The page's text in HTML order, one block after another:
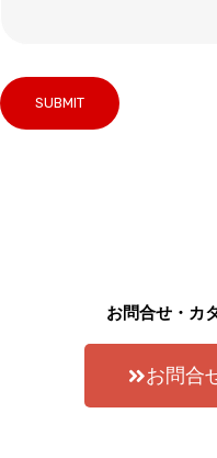
お問合せ・カ
お問合